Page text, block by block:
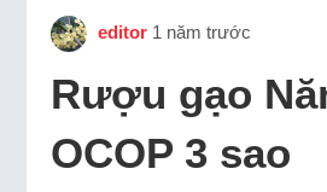
editor 1 năm trước
Rượu gạo
OCOP 3 sao